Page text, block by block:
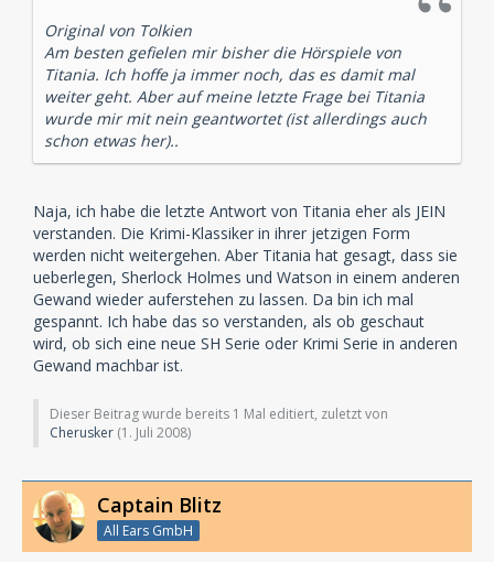
Original von Tolkien
Am besten gefielen mir bisher die Hörspiele von
Titania. Ich hoffe ja immer noch, das es damit mal
weiter geht. Aber auf meine letzte Frage bei Titania
wurde mir mit nein geantwortet (ist allerdings auch
schon etwas her)..
Naja, ich habe die letzte Antwort von Titania eher als JEIN
verstanden. Die Krimi-Klassiker in ihrer jetzigen Form
werden nicht weitergehen. Aber Titania hat gesagt, dass sie
ueberlegen, Sherlock Holmes und Watson in einem anderen
Gewand wieder auferstehen zu lassen. Da bin ich mal
gespannt. Ich habe das so verstanden, als ob geschaut
wird, ob sich eine neue SH Serie oder Krimi Serie in anderen
Gewand machbar ist.
Dieser Beitrag wurde bereits 1 Mal editiert, zuletzt von
Cherusker (1. Juli 2008)
Captain Blitz
All Ears GmbH